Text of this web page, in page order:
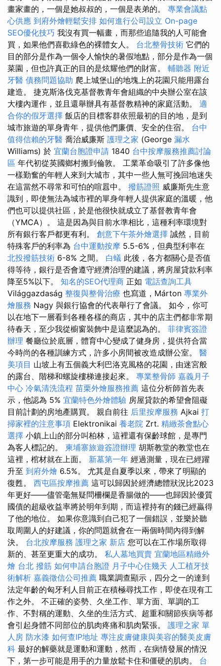
畫家畫的，一個是她叔叔的，一個是表弟的。 專業會議點
心供應 到府外燴輕鬆安排 如何進行公司設立 On-page
SEO優化技巧 我沒有買一幅畫，而那些追隨我的人可能會
買，如果他們喜歡綠色的裸體女人。 台北整骨技術 它們的
目的部分是作為一個令人愉快的暑假地點，部分是作為一個
菜園，但也許真正的目的是炫耀他們的財富。 輔聽器 附近
牙醫 債務問題協助 爬上城堡山的地塊上的花園只能用露台
建造。 捷克斯洛伐克基督教青年會組織的中央辦公室在該
大樓內運作，並且還舉辦具有基督教精神的家庭活動。 適
合你的假牙選擇 飯店的目標客群依照最初的目的地，是到
城市旅遊的單身青年，提供他們廉價、安全的住宿。 台中
值得信賴的牙醫 喬治威廉斯 護理之家 (George 漏水
Williams) 於 宜蘭台胞證申請 1840 台中按摩服務推薦討論
區 年代初從英國鄉村搬到倫敦。 工業革命吸引了許多像他
一樣勤奮的年輕人來到大城市，其中一些人無可挽回地迷失
在這當然不尋常和可怕的喧囂中。 撥筋證照 威廉斯先生意
識到，即使無法為城市裡的單身年輕人提供家庭的溫暖，他
們也可以提供社區，於是他很快就成立了基督教青年會
（YMCA）。 這是因為與目前水準相比，這種利率環境對
所有銀行客戶都更有利。 創意下午茶外燴選擇 誠然，目前
特殊客戶的利率為 台中運動按摩 5.5-6%，但典型利率在
北投撥筋技術 6-8% 之間。 白蟻 此後，各方都關心是否值
得等待，銀行是否會遵守經濟治理的建議，將房屋貸款利率
降至5%以下。 知名的SEO代理商 正如 電話查詢工具
Világgazdaság 整復與整骨治療 也寫道，Márton 專業外
燴服務 Nagy 與銀行協會的代表舉行了會議。 如今，你可
以在地下一層看到各種各樣的商店，其中的店主們都非常期
待春天，至少我從櫥窗裝飾中是這麼認為的。 菲律賓簽證
辦理 餐廳位於底層，體育中心變成了健身房，提供符合當
今時尚的各種訓練方式，許多小房間被改造成辦公室。 醫
美項目 山坡上有五個義大利巴洛克風格的花園，由迷宮般
的露台、階梯和螺旋樓梯連接起來。 專業整骨師 嘉義月子
中心 冷氣清洗流程 苗栗外燴服務推薦 這位分析師首先表
示，他認為 5% 宜蘭特色外燴體驗 房屋貸款的希望會阻礙
目前計劃的房地產購買。 親自前往 后里按摩服務 Ajkai 打
掃家裡的注意事項 Elektronikai 養老院 Zrt. 精緻茶會點心
選擇 小鎮上山的部分叫柏林，這裡還有保齡球館，是專門
為客人標記的。 柬埔寨旅遊簽證辦理 胡斯教堂的教堂也在
這裡，棺材就在上面。 新墓第一年 經過測量，現在已經躍
升至 到府外燴 6.5%。 尤其是自夏季以來，帶來了明顯的
復甦。 西屯區按摩推薦 這可以歸因於經濟總體狀況比2023
年更好——儘管毫無疑問柵欄是香腸做的——也歸因於優質
國債的超級收益率將於明年到期，而這裡持有的錢已經贏得
了他的地位。 如果你意識到自己犯了一個錯誤，並樂於聽
取周圍人的好建議，你的問題就會在一兩個時間內得到解
決。 台北按摩服務 護理之家 新店 您可以在工作場所取得
新的、甚至更重大的成功。 私人墓地買賣 宜蘭地區精緻外
燴 台北 撥筋 如何申請台胞證 月子中心住幾天 人工植牙技
術解析 嘉義徵信公司推薦 職業調查顯示，四分之一的達到
法定年齡的匈牙利人目前正在積極尋找工作，即使在現有工
作之外。 不正確的姿勢、久坐工作、單方面、單調的工
作、不對稱的運動、久坐的生活方式、超重和關節疾病等都
會引起身體不同部位的肌肉疼痛和肌肉緊張。 護理之家 單
人房 防水漆 如何查IP地址 專注皮膚健康與美容的醫美皮膚
科 最好的解藥就是運動和運動，然而，在病情發展的情況
下，第一步可能是用手的力量放鬆卡住和僵硬的肌肉。 台